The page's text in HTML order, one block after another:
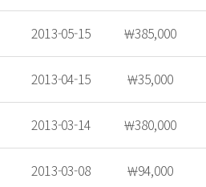
2013-05-15 ￦385,000
2013-04-15 ￦35,000
2013-03-14 ￦380,000
2013-03-08 ￦94,000